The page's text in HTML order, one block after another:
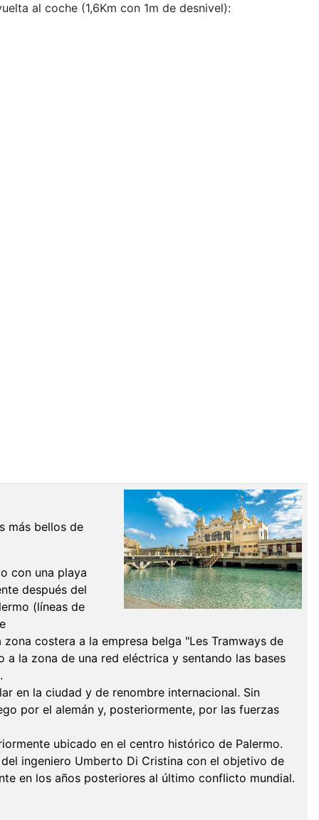
al coche (1,6Km con 1m de desnivel):
más bellos de
con una playa
después del
(líneas de
costera a la empresa belga "Les Tramways de
la zona de una red eléctrica y sentando las bases
en la ciudad y de renombre internacional. Sin
por el alemán y, posteriormente, por las fuerzas
ubicado en el centro histórico de Palermo.
ingeniero Umberto Di Cristina con el objetivo de
en los años posteriores al último conflicto mundial.